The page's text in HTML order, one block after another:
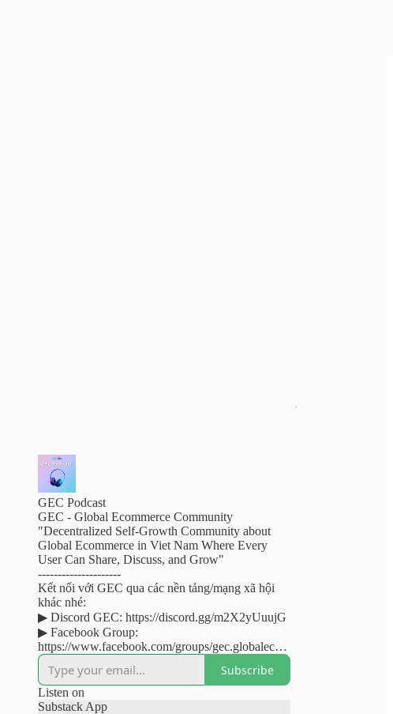
GEC Podcast
GEC - Global Ecommerce Community
"Decentralized Self-Growth Community about
Global Ecommerce in Viet Nam Where Every
User Can Share, Discuss, and Grow"
---------------------
Kết nối với GEC qua các nền tảng/mạng xã hội
khác nhé:
▶︎ Discord GEC: https://discord.gg/m2X2yUuujG
▶︎ Facebook Group:
https://www.facebook.com/groups/gec.globalecom
mercecommunity
▶︎ Fanpage Facebook:
https://www.facebook.com/globalecommercecom
munity
Subscribe
Listen on
Substack App